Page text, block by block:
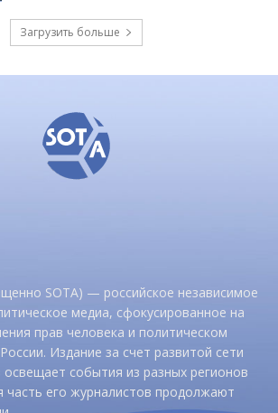
Загрузить больше
SOTA) — российское независимое
медиа, сфокусированное на
прав человека и политическом
Издание за счет развитой сети
освещает события из разных регионов
его журналистов продолжают